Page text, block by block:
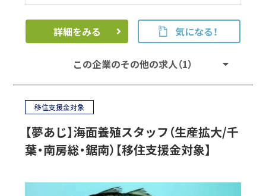
詳細をみる 気になる！
この企業のその他の求人（1）
移住支援金対象
【夢あじ】海面養殖スタッフ（生産拡大/千
葉・南房総・鋸南）【移住支援金対象】